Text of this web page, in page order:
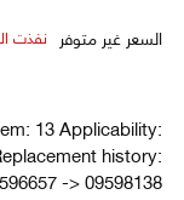
السعر غير متوفر نفذت
13 Applicability:
history:
-> 09598138